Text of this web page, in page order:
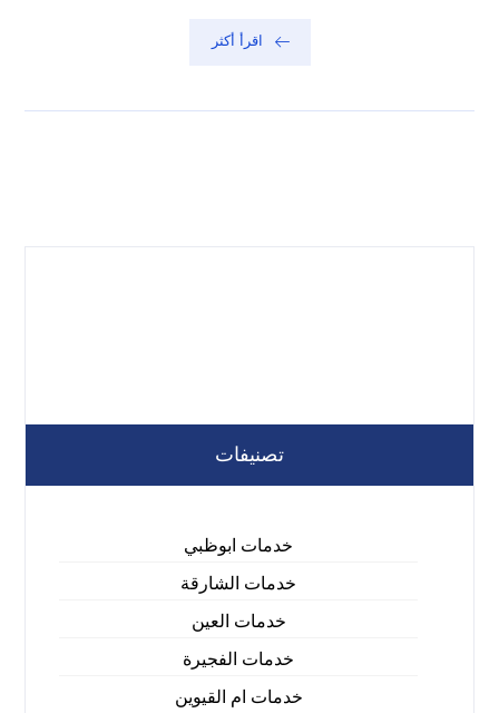
اقرأ أكثر
تصنيفات
خدمات ابوظبي
خدمات الشارقة
خدمات العين
خدمات الفجيرة
خدمات ام القيوين